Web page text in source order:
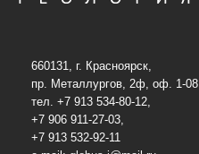
660131, г. Красноярск,
пр. Металлургов, 2ф, оф. 1-08
тел. +7 913 534-80-12,
+7 906 911-27-03,
+7 913 532-92-11